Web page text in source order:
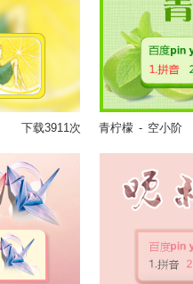
下载3911次 青柠檬 - 空小阶